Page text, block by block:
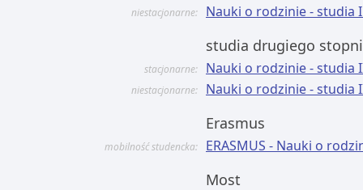
niestacjonarne: Nauki o rodzinie - studia
studia drugiego
stacjonarne: Nauki o rodzinie - studia
niestacjonarne: Nauki o rodzinie - studia
Erasmus
mobilność studencka: ERASMUS - Nauki o
Most